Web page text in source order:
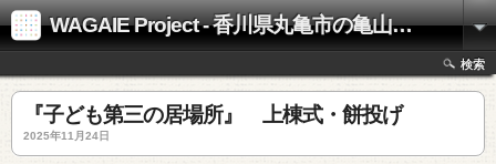
WAGAIE Project - 香川県丸亀市の亀山工務店
検索
『子ども第三の居場所』 上棟式・餅投げ
2025年11月24日